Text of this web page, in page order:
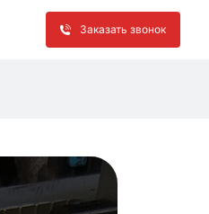
Заказать звонок